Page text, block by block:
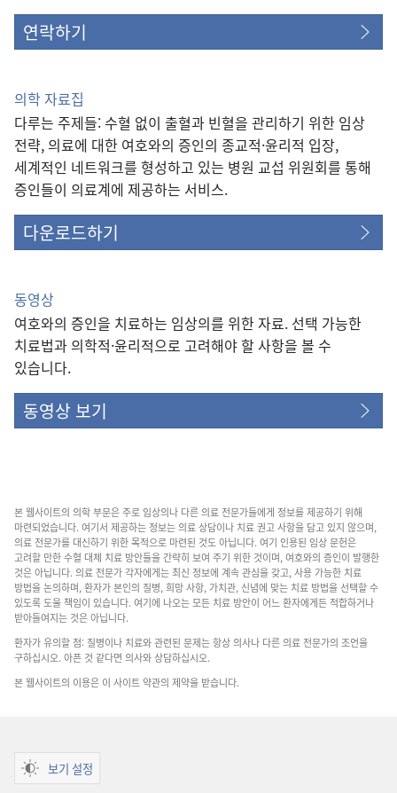
연락하기
의학 자료집
다루는 주제들: 수혈 없이 출혈과 빈혈을 관리하기 위한 임상
전략, 의료에 대한 여호와의 증인의 종교적·윤리적 입장,
세계적인 네트워크를 형성하고 있는 병원 교섭 위원회를 통해
증인들이 의료계에 제공하는 서비스.
다운로드하기
동영상
여호와의 증인을 치료하는 임상의를 위한 자료. 선택 가능한
치료법과 의학적·윤리적으로 고려해야 할 사항을 볼 수
있습니다.
동영상 보기
본 웹사이트의 의학 부문은 주로 임상의나 다른 의료 전문가들에게 정보를 제공하기 위해
마련되었습니다. 여기서 제공하는 정보는 의료 상담이나 치료 권고 사항을 담고 있지 않으며,
의료 전문가를 대신하기 위한 목적으로 마련된 것도 아닙니다. 여기 인용된 임상 문헌은
고려할 만한 수혈 대체 치료 방안들을 간략히 보여 주기 위한 것이며, 여호와의 증인이 발행한
것은 아닙니다. 의료 전문가 각자에게는 최신 정보에 계속 관심을 갖고, 사용 가능한 치료
방법을 논의하며, 환자가 본인의 질병, 희망 사항, 가치관, 신념에 맞는 치료 방법을 선택할 수
있도록 도울 책임이 있습니다. 여기에 나오는 모든 치료 방안이 어느 환자에게든 적합하거나
받아들여지는 것은 아닙니다.
환자가 유의할 점: 질병이나 치료와 관련된 문제는 항상 의사나 다른 의료 전문가의 조언을
구하십시오. 아픈 것 같다면 의사와 상담하십시오.
본 웹사이트의 이용은 이 사이트 약관의 제약을 받습니다.
보기 설정